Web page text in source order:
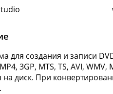
для создания и записи
3GP, MTS, TS, AVI,
на диск. При